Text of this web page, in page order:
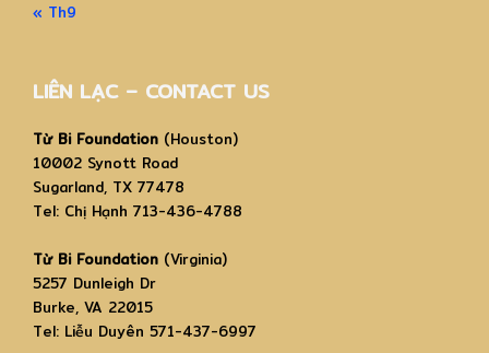
« Th9
LIÊN LẠC – CONTACT US
Từ Bi Foundation (Houston)
10002 Synott Road
Sugarland, TX 77478
Tel: Chị Hạnh 713-436-4788
Từ Bi Foundation (Virginia)
5257 Dunleigh Dr
Burke, VA 22015
Tel: Liễu Duyên 571-437-6997